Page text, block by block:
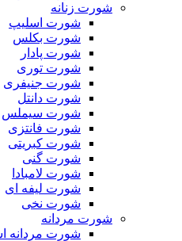
شورت زنانه
شورت اسلیپ
شورت بکلس
شورت پادار
شورت توری
شورت جنیفری
شورت دانتل
شورت سیملس
شورت فانتزی
شورت کبریتی
شورت گنی
شورت لامبادا
شورت لیفه ای
شورت نخی
شورت مردانه
شورت مردانه